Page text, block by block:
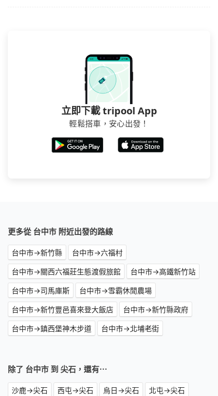
立即下載 tripool App
輕鬆搭車，安心出發！
更多從 台中市 附近出發的路線
台中市→新竹縣
台中市→六福村
台中市→關西六福莊生態渡假旅館
台中市→高鐵新竹站
台中市→司馬庫斯
台中市→雪霸休閒農場
台中市→新竹豐邑喜來登大飯店
台中市→新竹縣政府
台中市→鎮西堡神木步道
台中市→北埔老街
除了 台中市 到 尖石，還有⋯
沙鹿→尖石 西屯→尖石 烏日→尖石
北屯→尖石